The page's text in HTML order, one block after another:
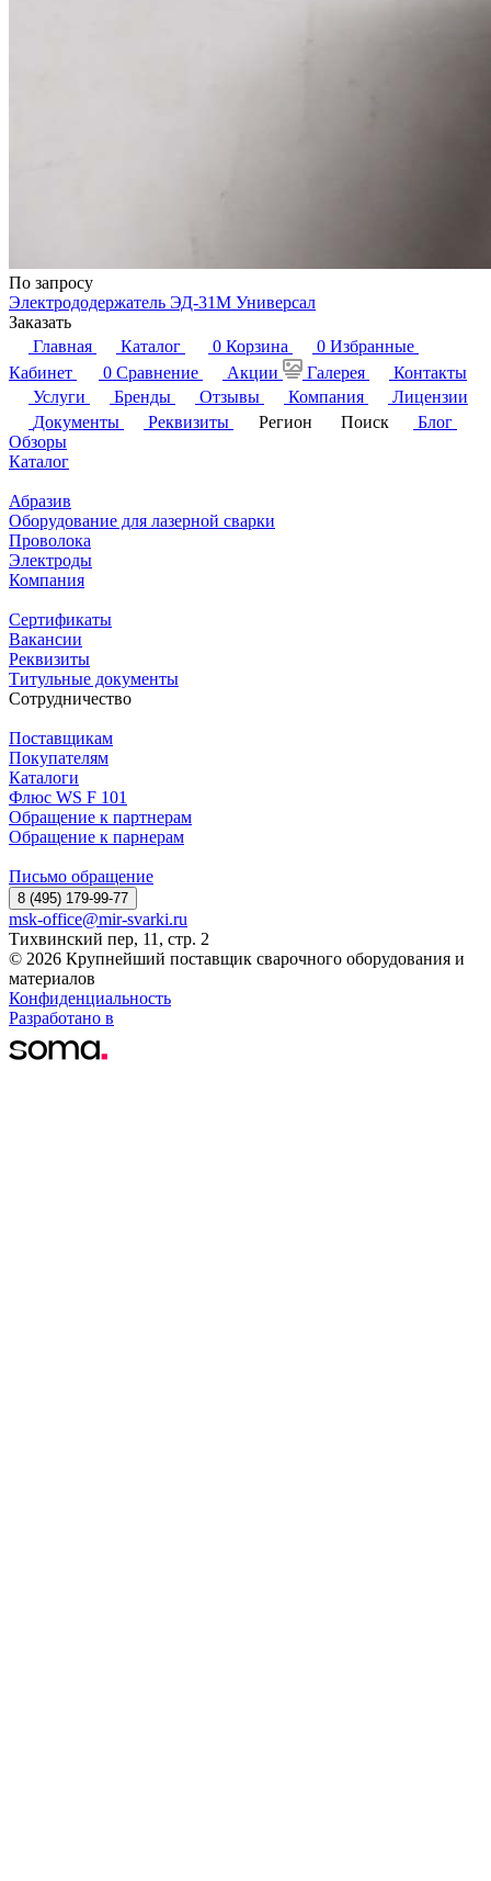
По запросу
Электрододержатель ЭД-31М Универсал
Заказать
Главная
Каталог 0 Корзина 0 Избранные
Кабинет
0 Сравнение Акции Галерея
Контакты
Услуги
Бренды Отзывы Компания
Лицензии
Документы
Реквизиты Регион Поиск
Блог
Обзоры
Каталог
Абразив
Оборудование для лазерной сварки
Проволока
Электроды
Компания
Сертификаты
Вакансии
Реквизиты
Титульные документы
Сотрудничество
Поставщикам
Покупателям
Каталоги
Флюс WS F 101
Обращение к партнерам
Обращение к парнерам
Письмо обращение
8 (495) 179-99-77
msk-office@mir-svarki.ru
Тихвинский пер, 11, стр. 2
© 2026 Крупнейший поставщик сварочного оборудования и
материалов
Конфиденциальность
Разработано в